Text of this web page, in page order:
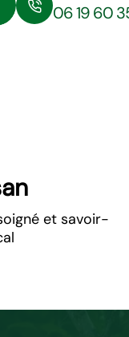
06 19 60
et savoir-